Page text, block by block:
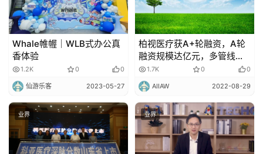
Whale帷幄｜WLB式办公真
香体验
1.2K 0 0
仙游乐客 2023-05-27
柏视医疗获A+轮融资，A轮
融资规模达亿元，多管线布
局赋能肿瘤精准治疗
1.7K 0 0
AIIAW 2022-08-29
业界 业界